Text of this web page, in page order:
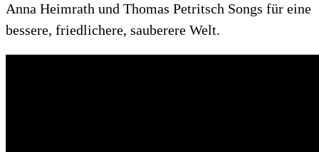
Anna Heimrath und Thomas Petritsch Songs für eine
bessere, friedlichere, sauberere Welt.